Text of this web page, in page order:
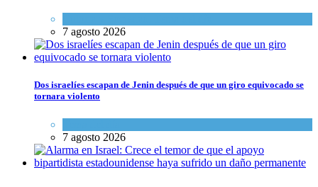
7 agosto 2026
Dos israelíes escapan de Jenin después de que un giro equivocado se
tornara violento
7 agosto 2026